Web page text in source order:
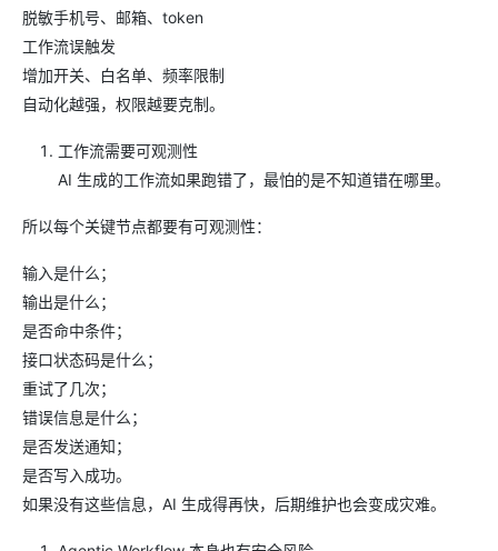
脱敏手机号、邮箱、token
工作流误触发
增加开关、白名单、频率限制
自动化越强，权限越要克制。
工作流需要可观测性
AI 生成的工作流如果跑错了，最怕的是不知道错在哪里。
所以每个关键节点都要有可观测性：
输入是什么；
输出是什么；
是否命中条件；
接口状态码是什么；
重试了几次；
错误信息是什么；
是否发送通知；
是否写入成功。
如果没有这些信息，AI 生成得再快，后期维护也会变成灾难。